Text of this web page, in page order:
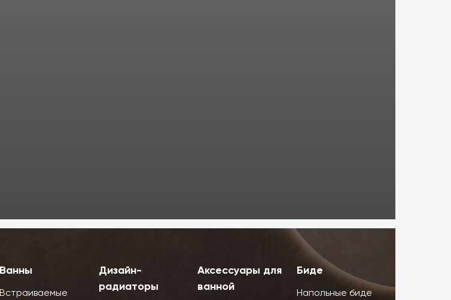
Ванны
Встраиваемые
Дизайн-
радиаторы
Аксессуары для
ванной
Биде
Напольные биде